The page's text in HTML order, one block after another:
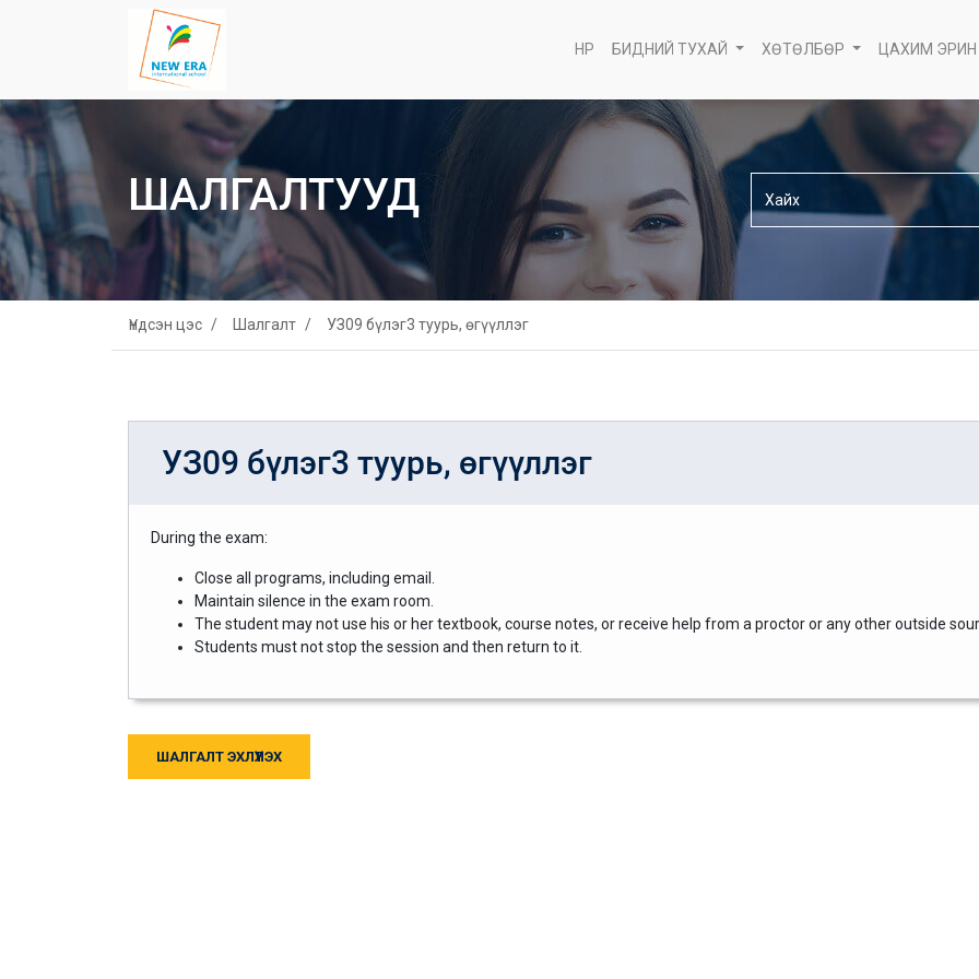
НҮҮР БИДНИЙ ТУХАЙ ХӨТӨЛБӨР ЦАХИМ ЭРИН
ШАЛГАЛТУУД
Үндсэн цэс Шалгалт УЗ09 бүлэг3 туурь, өгүүллэг
УЗ09 бүлэг3 туурь, өгүүллэг
During the exam:
Close all programs, including email.
Maintain silence in the exam room.
The student may not use his or her textbook, course notes, or receive help from a proctor or any other outside
Students must not stop the session and then return to it.
ШАЛГАЛТ ЭХЛҮҮЛЭХ